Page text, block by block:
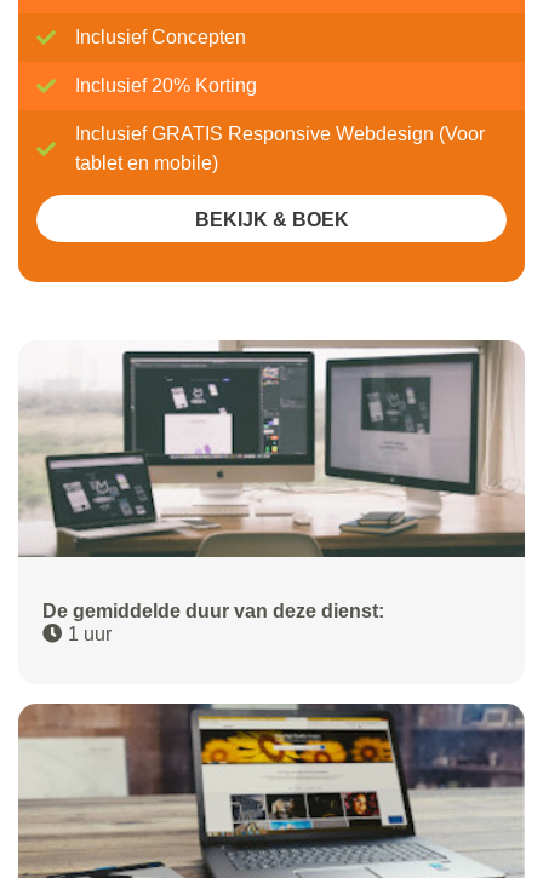
De gemiddelde duur van deze dienst:
1 uur
Inclusief Concepten
Inclusief 20% Korting
Inclusief GRATIS Responsive Webdesign (Voor
tablet en mobile)
BEKIJK & BOEK